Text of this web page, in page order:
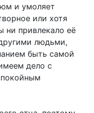
и умоляет
или хотя
ни привлекало её
людьми,
быть самой
дело с